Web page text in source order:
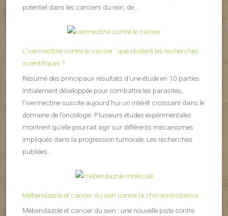
potentiel dans les cancers du rein, de...
L’ivermectine contre le cancer : que révèlent les recherches
scientifiques ?
Résumé des principaux résultats d’une étude en 10 parties
Initialement développée pour combattre les parasites,
l’ivermectine suscite aujourd’hui un intérêt croissant dans le
domaine de l’oncologie. Plusieurs études expérimentales
montrent qu’elle pourrait agir sur différents mécanismes
impliqués dans la progression tumorale. Les recherches
publiées...
Mébendazole et cancer du sein contre la chimiorésistance
Mébendazole et cancer du sein : une nouvelle piste contre